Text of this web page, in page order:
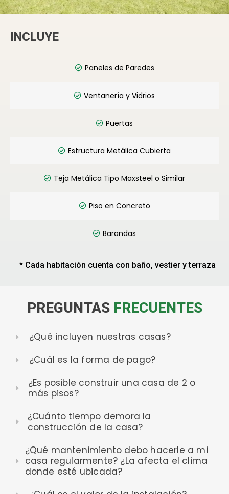
INCLUYE
Paneles de Paredes
Ventanería y Vidrios
Puertas
Estructura Metálica Cubierta
Teja Metálica Tipo Maxsteel o Similar
Piso en Concreto
Barandas
* Cada habitación cuenta con baño, vestier y terraza
PREGUNTAS FRECUENTES
¿Qué incluyen nuestras casas?
¿Cuál es la forma de pago?
¿Es posible construir una casa de 2 o
más pisos?
¿Cuánto tiempo demora la
construcción de la casa?
¿Qué mantenimiento debo hacerle a mi
casa regularmente? ¿La afecta el clima
donde esté ubicada?